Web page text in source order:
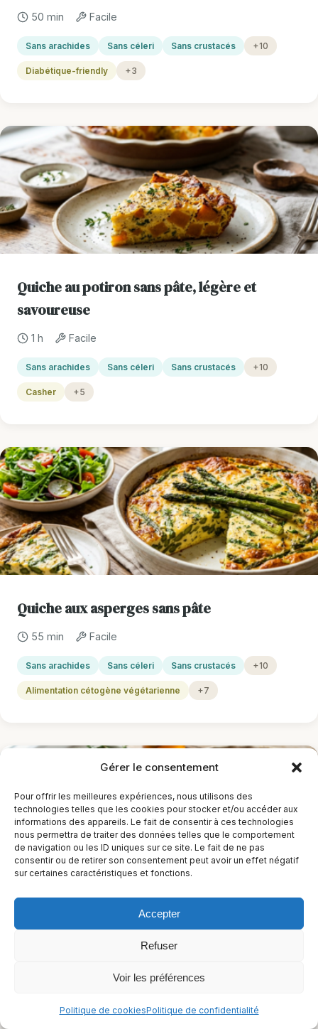
Gérer le consentement
Pour offrir les meilleures expériences, nous utilisons des
technologies telles que les cookies pour stocker et/ou accéder aux
informations des appareils. Le fait de consentir à ces technologies
nous permettra de traiter des données telles que le comportement
de navigation ou les ID uniques sur ce site. Le fait de ne pas
consentir ou de retirer son consentement peut avoir un effet négatif
sur certaines caractéristiques et fonctions.
Accepter
Refuser
Voir les préférences
Politique de cookiesPolitique de confidentialité
50 min Facile
Sans arachides Sans céleri Sans crustacés +10
Diabétique-friendly +3
Quiche au potiron sans pâte, légère et
savoureuse
1 h Facile
Sans arachides Sans céleri Sans crustacés +10
Casher +5
Quiche aux asperges sans pâte
55 min Facile
Sans arachides Sans céleri Sans crustacés +10
Alimentation cétogène végétarienne +7
Quiche chèvre miel sans pâte